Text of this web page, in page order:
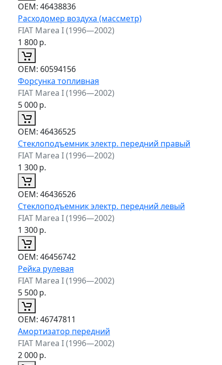
ОЕМ: 46438836
Расходомер воздуха (массметр)
FIAT Marea I (1996—2002)
1 800р.
ОЕМ: 60594156
Форсунка топливная
FIAT Marea I (1996—2002)
5 000р.
ОЕМ: 46436525
Стеклоподъемник электр. передний правый
FIAT Marea I (1996—2002)
1 300р.
ОЕМ: 46436526
Стеклоподъемник электр. передний левый
FIAT Marea I (1996—2002)
1 300р.
ОЕМ: 46456742
Рейка рулевая
FIAT Marea I (1996—2002)
5 500р.
ОЕМ: 46747811
Амортизатор передний
FIAT Marea I (1996—2002)
2 000р.